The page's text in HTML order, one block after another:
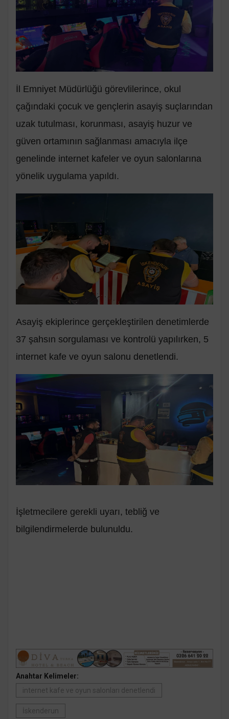
İl Emniyet Müdürlüğü görevlilerince, okul
çağındaki çocuk ve gençlerin asayiş suçlarından
uzak tutulması, korunması, asayiş huzur ve
güven ortamının sağlanması amacıyla ilçe
genelinde internet kafeler ve oyun salonlarına
yönelik uygulama yapıldı.
Asayiş ekiplerince gerçekleştirilen denetimlerde
37 şahsın sorgulaması ve kontrolü yapılırken, 5
internet kafe ve oyun salonu denetlendi.
İşletmecilere gerekli uyarı, tebliğ ve
bilgilendirmelerde bulunuldu.
Anahtar Kelimeler:
internet kafe ve oyun salonları denetlendi
İskenderun